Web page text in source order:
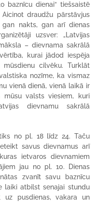
baznīcu dienai“ tiešsaistē
draudžu pārstāvjus
nakts, gan arī dienas
uzsver: „Latvijas
– dievnama sakrālā
kurai jādod iespēja
cilvēku. Turklāt
nozīme, ka vismaz
vienā dienā, vienā laikā ir
valsts viesiem, kuri
dievnamu sakrālā
no pl. 18 līdz 24. Taču
savus dievnamus arī
ietvaros dievnamiem
jau no pl. 10. Dienas
zvanīt savu baznīcu
laiki atbilst senajai stundu
uz pusdienas, vakara un